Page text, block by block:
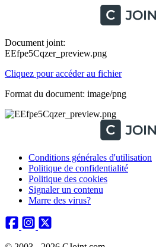
Document joint:
EEfpe5Cqzer_preview.png
Cliquez pour accéder au fichier
Format du document: image/png
Conditions générales d'utilisation
Politique de confidentialité
Politique des cookies
Signaler un contenu
Marre des virus?